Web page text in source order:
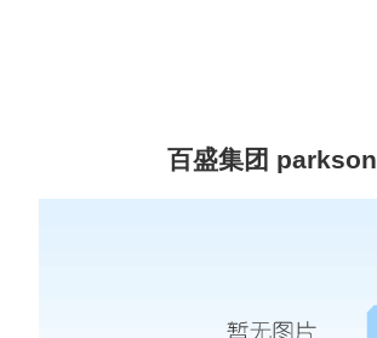
百盛集团 parkson